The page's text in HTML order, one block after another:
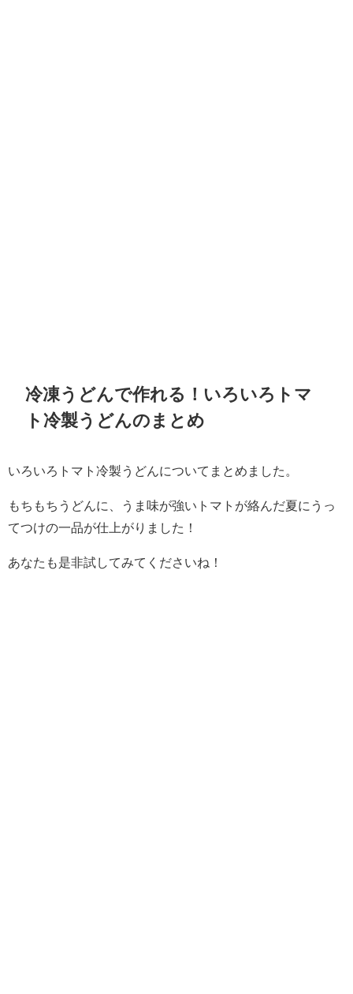
冷凍うどんで作れる！いろいろトマ
ト冷製うどんのまとめ
いろいろトマト冷製うどんについてまとめました。
もちもちうどんに、うま味が強いトマトが絡んだ夏にうっ
てつけの一品が仕上がりました！
あなたも是非試してみてくださいね！